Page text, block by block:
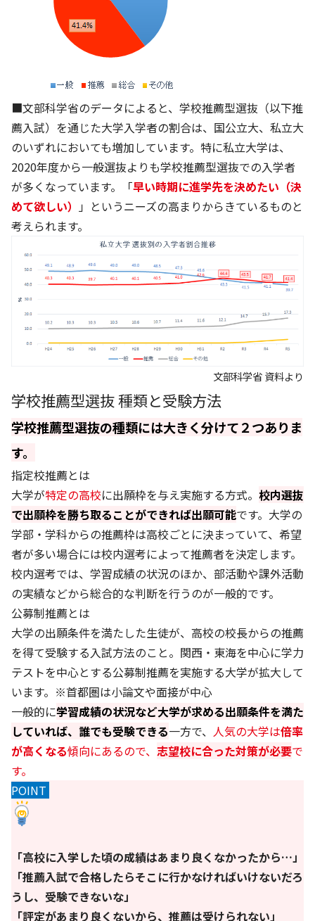
■文部科学省のデータによると、学校推薦型選抜（以下推
薦入試）を通じた大学入学者の割合は、国公立大、私立大
のいずれにおいても増加しています。特に私立大学は、
2020年度から一般選抜よりも学校推薦型選抜での入学者
が多くなっています。「早い時期に進学先を決めたい（決
めて欲しい） 」というニーズの高まりからきているものと
考えられます。
文部科学省 資料より
学校推薦型選抜 種類と受験方法
学校推薦型選抜の種類には大きく分けて２つありま
す。
指定校推薦とは
大学が特定の高校に出願枠を与え実施する方式。 校内選抜
で出願枠を勝ち取ることができれば出願可能です。大学の
学部・学科からの推薦枠は高校ごとに決まっていて、希望
者が多い場合には校内選考によって推薦者を決定します。
校内選考では、学習成績の状況のほか、部活動や課外活動
の実績などから総合的な判断を行うのが一般的です。
公募制推薦とは
大学の出願条件を満たした生徒が、高校の校長からの推薦
を得て受験する入試方法のこと。関西・東海を中心に学力
テストを中心とする公募制推薦を実施する大学が拡大して
います。※首都圏は小論文や面接が中心
一般的に学習成績の状況など大学が求める出願条件を満た
していれば、誰でも受験できる一方で、 人気の大学は倍率
が高くなる傾向にあるので、 志望校に合った対策が必要で
す。
POINT
「高校に入学した頃の成績はあまり良くなかったから…」
「推薦入試で合格したらそこに行かなければいけないだろ
うし、受験できないな」
「評定があまり良くないから、推薦は受けられない」